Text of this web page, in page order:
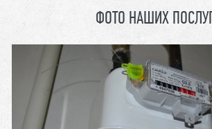
ФОТО НАШИХ ПОСЛУГ